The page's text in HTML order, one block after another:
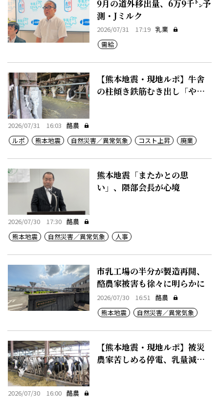
9月の道外移出量、6万9千㌧予
測・Jミルク
2026/07/31 17:19 乳業
需給
【熊本地震・現地ルポ】牛舎
の柱傾き鉄筋むき出し「やめ
2026/07/31 16:03 酪農
ルポ
熊本地震 自然災害／異常気象 コスト上昇 廃業
熊本地震「またかとの思
い」、隈部会長が心境
2026/07/30 17:30 酪農
熊本地震
自然災害／異常気象 人事
市乳工場の半分が製造再開、
酪農家被害も徐々に明らかに
2026/07/30 16:51
酪農
熊本地震
自然災害／異常気象
【熊本地震・現地ルポ】被災
農家苦しめる停電、乳量減る
2026/07/30 16:00 酪農